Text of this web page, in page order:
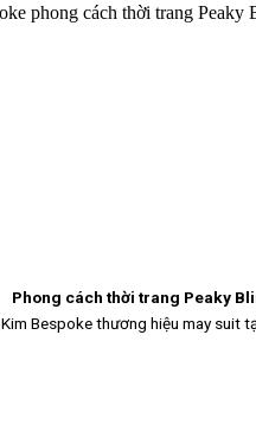
Phong cách thời trang Peaky
Kim Bespoke thương hiệu may suit